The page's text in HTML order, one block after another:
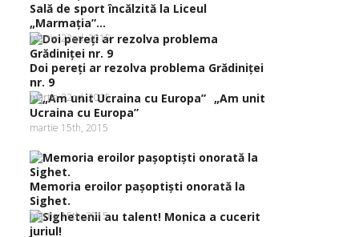
Sală de sport încălzită la Liceul
„Marmaţia”...
martie 22nd, 2015
Doi pereţi ar rezolva problema Grădiniţei
nr. 9
martie 22nd, 2015
„Am unit
Ucraina cu Europa”
martie 15th, 2015
Memoria eroilor paşoptişti onorată la
Sighet.
martie 15th, 2015